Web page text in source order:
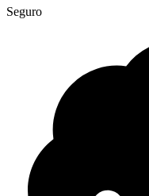
Seguro